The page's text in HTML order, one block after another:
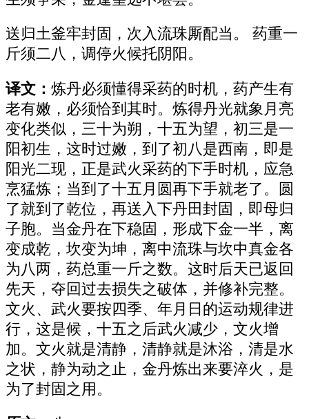
送归土釜牢封固，次入流珠厮配当。 药重一
斤须二八，调停火候托阴阳。
译文： 炼丹必须懂得采药的时机，药产生有
老有嫩，必须恰到其时。炼得丹光就象月亮
变化类似，三十为朔，十五为望，初三是一
阳初生，这时过嫩，到了初八是西南，即是
阳光二现，正是武火采药的下手时机，应急
烹猛炼；当到了十五月圆再下手就老了。圆
了就到了乾位，再送入下丹田封固，即母归
子胞。当金丹在下稳固，形成下金一半，离
变成乾，坎变为坤，离中流珠与坎中真金各
为八两，药总重一斤之数。这时后天已返回
先天，夺回过去损失之破体，并修补完整。
文火、武火要按四季、年月日的运动规律进
行，这是候，十五之后武火减少，文火增
加。文火就是清静，清静就是沐浴，清是水
之状，静为动之止，金丹炼出来要淬火，是
为了封固之用。